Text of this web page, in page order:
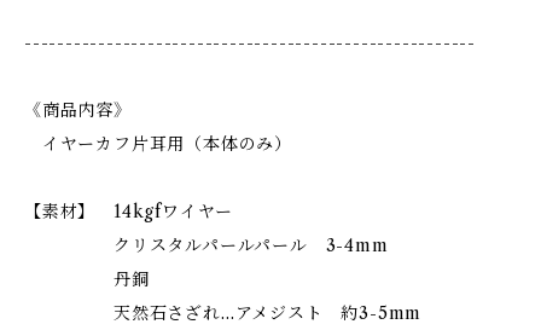
-------------------------------------------------------
《商品内容》
イヤーカフ片耳用（本体のみ）
【素材】 14kgfワイヤー
クリスタルパールパール 3-4mm
丹銅
天然石さざれ…アメジスト 約3-5mm